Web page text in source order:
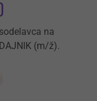
na
(m/ž).